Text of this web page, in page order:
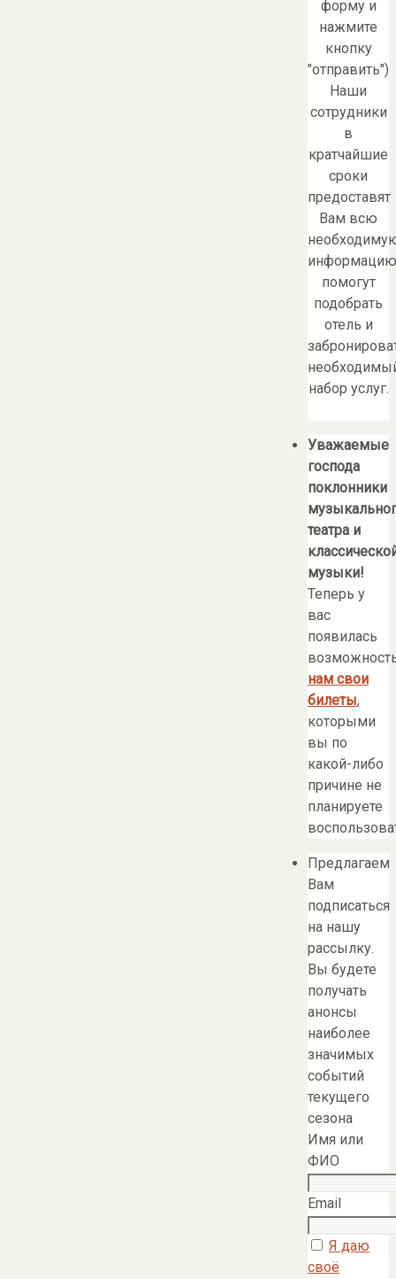
форму и
нажмите
кнопку
"отправить")
Наши
сотрудники
в
кратчайшие
сроки
предоставят
Вам всю
помогут
подобрать
отель и
набор услуг.
Уважаемые
господа
поклонники
театра и
музыки!
Теперь у
вас
появилась
нам свои
билеты,
которыми
вы по
какой-либо
причине не
планируете
Предлагаем
Вам
подписаться
на нашу
рассылку.
Вы будете
получать
анонсы
наиболее
значимых
событий
текущего
сезона
Имя или
ФИО
Email
Я даю
своё